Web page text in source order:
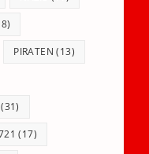
PIRATEN (13)
(31)
(17)